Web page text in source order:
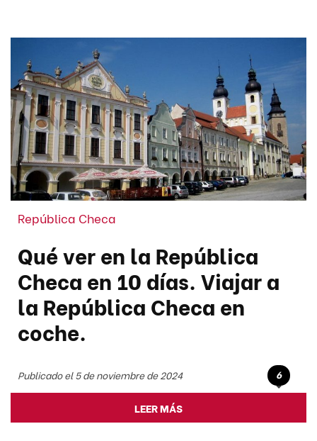
República Checa
Qué ver en la República
Checa en 10 días. Viajar a
la República Checa en
coche.
Publicado el 5 de noviembre de 2024 6
LEER MÁS